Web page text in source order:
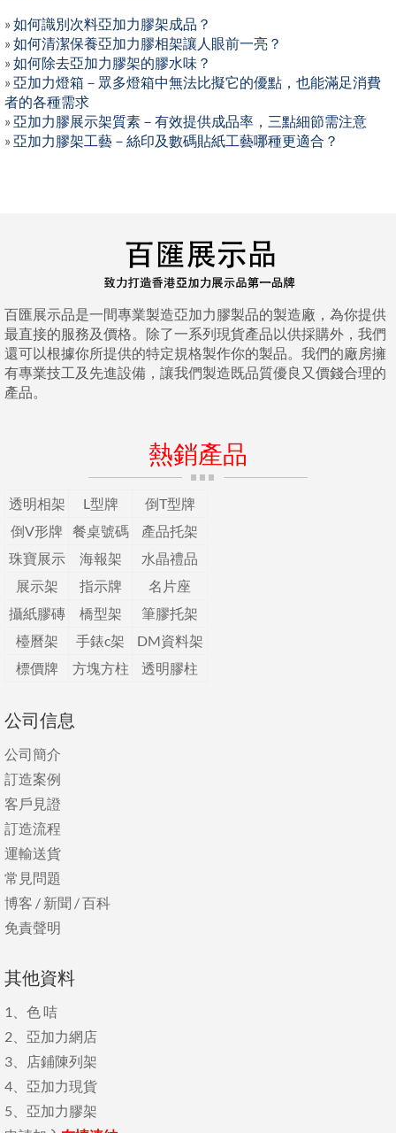
» 如何識別次料亞加力膠架成品？
» 如何清潔保養亞加力膠相架讓人眼前一亮？
» 如何除去亞加力膠架的膠水味？
» 亞加力燈箱－眾多燈箱中無法比擬它的優點，也能滿足消費
者的各種需求
» 亞加力膠展示架質素－有效提供成品率，三點細節需注意
» 亞加力膠架工藝－絲印及數碼貼紙工藝哪種更適合？
百匯展示品是一間專業製造亞加力膠製品的製造廠，為你提供
最直接的服務及價格。除了一系列現貨產品以供採購外，我們
還可以根據你所提供的特定規格製作你的製品。我們的廠房擁
有專業技工及先進設備，讓我們製造既品質優良又價錢合理的
產品。
熱銷產品
透明相架 L型牌
倒T型牌
倒V形牌
餐桌號碼
產品托架
珠寶展示
海報架
水晶禮品
展示架
指示牌
名片座
攝紙膠磚
橋型架
筆膠托架
檯曆架
手錶c架
DM資料架
標價牌
方塊方柱 透明膠柱
公司信息
公司簡介
訂造案例
客戶見證
訂造流程
運輸送貨
常見問題
博客 / 新聞 /百科
免責聲明
其他資料
1、 色 咭
2、 亞加力網店
3、
店鋪陳列架
4、 亞加力現貨
5、 亞加力膠架